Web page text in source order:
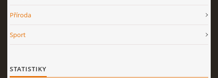
Příroda
Sport
STATISTIKY